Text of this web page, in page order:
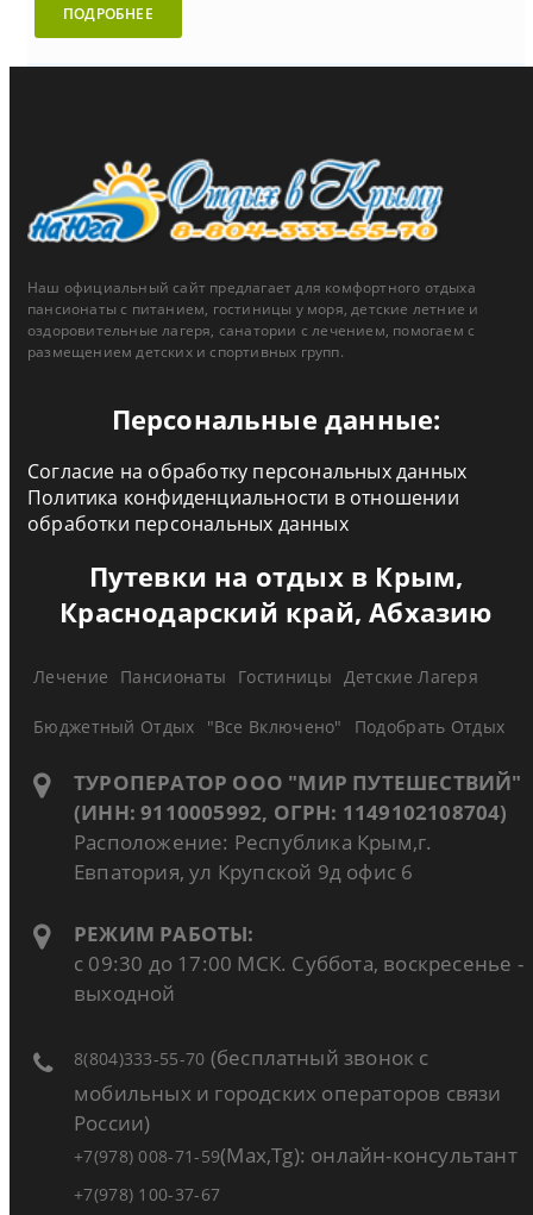
ПОДРОБНЕЕ
Наш официальный сайт предлагает для комфортного отдыха
пансионаты с питанием, гостиницы у моря, детские летние и
оздоровительные лагеря, санатории с лечением, помогаем с
размещением детских и спортивных групп.
Персональные данные:
Согласие на обработку персональных данных
Политика конфиденциальности в отношении
обработки персональных данных
Путевки на отдых в Крым,
Краснодарский край, Абхазию
Лечение Пансионаты Гостиницы Детские Лагеря
Бюджетный Отдых "Все Включено" Подобрать Отдых
ТУРОПЕРАТОР ООО "МИР ПУТЕШЕСТВИЙ"
(ИНН: 9110005992, ОГРН: 1149102108704)
Расположение: Республика Крым,г.
Евпатория, ул Крупской 9д офис 6
РЕЖИМ РАБОТЫ:
с 09:30 до 17:00 МСК. Суббота, воскресенье -
выходной
8(804)333-55-70 (бесплатный звонок с
мобильных и городских операторов связи
России)
+7(978) 008-71-59(Max,Tg): онлайн-консультант
+7(978) 100-37-67